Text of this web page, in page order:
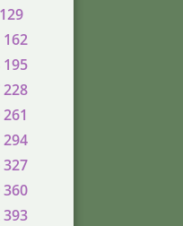
129
162
195
228
261
294
327
360
393